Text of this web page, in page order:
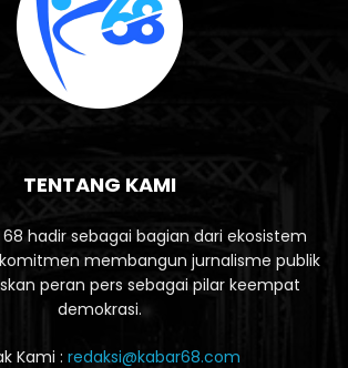
TENTANG KAMI
68 hadir sebagai bagian dari ekosistem
membangun jurnalisme publik
peran pers sebagai pilar keempat
demokrasi.
Kami : redaksi@kabar68.com